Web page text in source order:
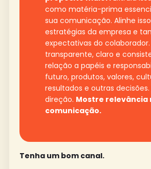
como matéria-prima
sua comunicação. Alinhe
estratégias da empresa e
expectativas do colaborador.
transparente, claro e
relação a papéis e
futuro, produtos, valores,
resultados e outras
direção. Mostre relevância
comunicação.
Tenha um bom canal.